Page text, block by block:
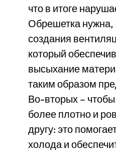
что в итоге
Обрешетка
создания
который
высыхание
таким образом
Во-вторых –
более плотно и
другу: это
холода и